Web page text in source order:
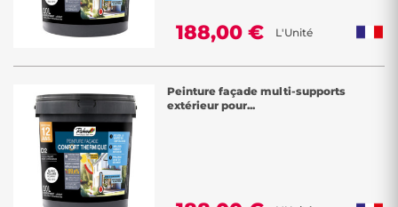
188,00 € L'Unité
Peinture façade multi-supports
extérieur pour...